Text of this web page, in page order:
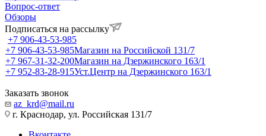
Вопрос-ответ
Обзоры
Подписаться на рассылку
+7 906-43-53-985
+7 906-43-53-985Магазин на Российской 131/7
+7 967-31-32-200Магазин на Дзержинского 163/1
+7 952-83-28-915Уст.Центр на Дзержинского 163/1
Заказать звонок
az_krd@mail.ru
г. Краснодар, ул. Российская 131/7